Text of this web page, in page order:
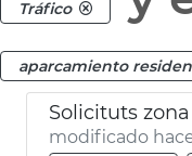
Tráfico
aparcamiento
modificado